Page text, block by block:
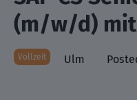
(m/w/d)
Vollzeit Ulm